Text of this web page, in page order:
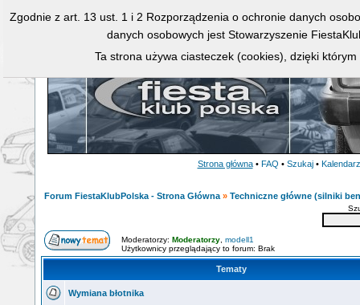
Strona główna • FAQ • Szukaj • Kalendarz
Forum FiestaKlubPolska - Strona Główna » Techniczne główne (silniki
Moderatorzy: Moderatorzy modell1
Użytkownicy przeglądający to forum: Brak
Tematy
Wymiana błotnika
Zgodnie z art. 13 ust. 1 i 2 Rozporządzenia o ochronie danych
danych osobowych jest Stowarzyszenie
Ta strona używa ciasteczek (cookies), dzięki